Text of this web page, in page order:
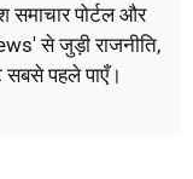
पोर्टल और
से जुड़ी राजनीति,
सबसे पहले पाएँ।